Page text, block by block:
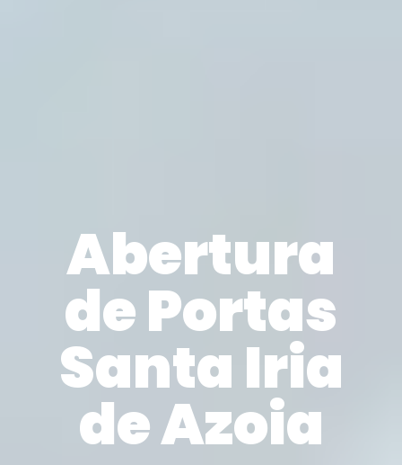
Abertura
de Portas
Santa Iria
de Azoia